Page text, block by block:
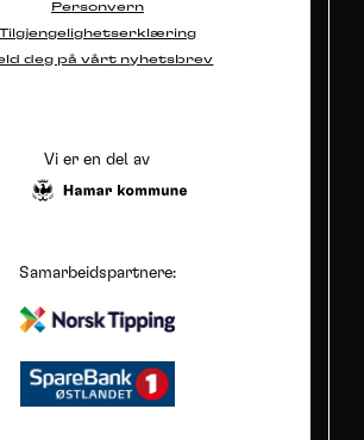
Personvern
Tilgjengelighetserklæring
deg på vårt nyhetsbrev
Vi er en del av
Samarbeidspartnere: